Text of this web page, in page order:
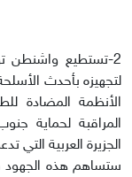
2-تستطيع واشنطن
لتجهيزه بأحدث
الأنظمة المضادة
المراقبة لحماية
الجزيرة العربية
ستساهم هذه الجهود